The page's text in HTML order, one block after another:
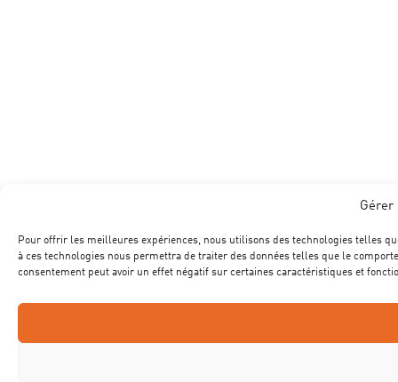
Gérer
Pour offrir les meilleures expériences, nous utilisons des technologies telles
à ces technologies nous permettra de traiter des données telles que le
consentement peut avoir un effet négatif sur certaines caractéristiques et